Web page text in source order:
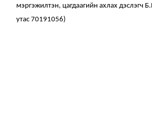
мэргэжилтэн, цагдаагийн ахлах дэслэгч
утас 70191056)